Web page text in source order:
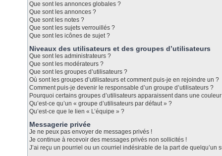
Que sont les annonces globales ?
Que sont les annonces ?
Que sont les notes ?
Que sont les sujets verrouillés ?
Que sont les icônes de sujet ?
Niveaux des utilisateurs et des groupes d’utilisateurs
Que sont les administrateurs ?
Que sont les modérateurs ?
Que sont les groupes d’utilisateurs ?
Où sont les groupes d’utilisateurs et comment puis-je en rejoindre un ?
Comment puis-je devenir le responsable d’un groupe d’utilisateurs ?
Pourquoi certains groupes d’utilisateurs apparaissent dans une
Qu’est-ce qu’un « groupe d’utilisateurs par défaut » ?
Qu’est-ce que le lien « L’équipe » ?
Messagerie privée
Je ne peux pas envoyer de messages privés !
Je continue à recevoir des messages privés non sollicités !
J’ai reçu un pourriel ou un courriel indésirable de la part de quelqu’un